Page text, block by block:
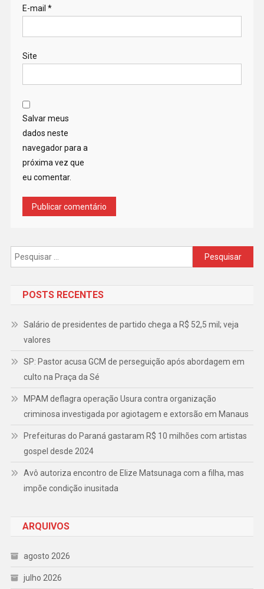
E-mail *
Site
Salvar meus
dados neste
navegador para a
próxima vez que
eu comentar.
Pesquisar
por:
POSTS RECENTES
Salário de presidentes de partido chega a R$ 52,5 mil; veja
valores
SP: Pastor acusa GCM de perseguição após abordagem em
culto na Praça da Sé
MPAM deflagra operação Usura contra organização
criminosa investigada por agiotagem e extorsão em Manaus
Prefeituras do Paraná gastaram R$ 10 milhões com artistas
gospel desde 2024
Avô autoriza encontro de Elize Matsunaga com a filha, mas
impõe condição inusitada
ARQUIVOS
agosto 2026
julho 2026